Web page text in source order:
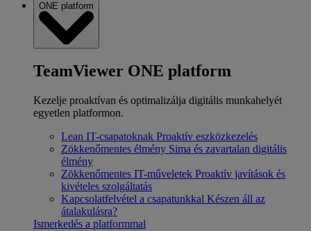
ONE platform
TeamViewer ONE platform
Kezelje proaktívan és optimalizálja digitális munkahelyét
egyetlen platformon.
Lean IT-csapatoknak Proaktív eszközkezelés
Zökkenőmentes élmény Sima és zavartalan digitális
élmény
Zökkenőmentes IT-műveletek Proaktív javítások és
kivételes szolgáltatás
Kapcsolatfelvétel a csapatunkkal Készen áll az
átalakulásra?
Ismerkedés a platformmal